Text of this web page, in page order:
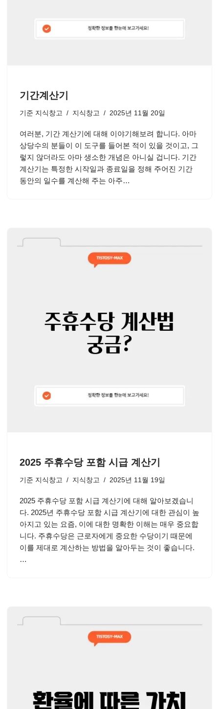
기간계산기
기준 지식창고 지식창고 2025년 11월 20일
여러분, 기간 계산기에 대해 이야기해보려 합니다. 아마
상당수의 분들이 이 도구를 들어본 적이 있을 것이고, 그
렇지 않더라도 아마 생소한 개념은 아니실 겁니다. 기간
계산기는 특정한 시작일과 종료일을 정해 주어진 기간
동안의 일수를 계산해 주는 아주…
2025 주휴수당 포함 시급 계산기
기준 지식창고 지식창고 2025년 11월 19일
2025 주휴수당 포함 시급 계산기에 대해 알아보겠습니
다. 2025년 주휴수당 포함 시급 계산기에 대한 관심이 높
아지고 있는 요즘, 이에 대한 명확한 이해는 매우 중요합
니다. 주휴수당은 근로자에게 중요한 수당이기 때문에
이를 제대로 계산하는 방법을 알아두는 것이 좋습니다.
…